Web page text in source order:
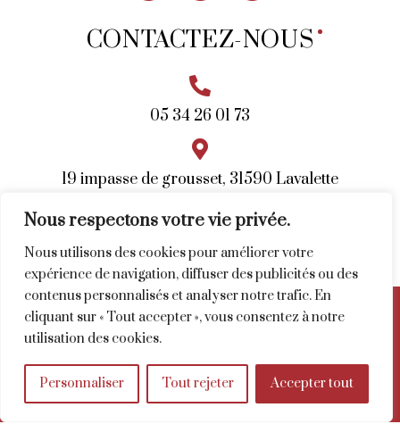
Nous respectons votre vie privée.
Nous utilisons des cookies pour améliorer votre
expérience de navigation, diffuser des publicités ou des
contenus personnalisés et analyser notre trafic. En
cliquant sur « Tout accepter », vous consentez à notre
utilisation des cookies.
Personnaliser Tout rejeter Accepter tout
CONTACTEZ-NOUS

05 34 26 01 73

19 impasse de grousset, 31590 Lavalette

secretariat@maisons-kaelis.com
Création de site internet à Toulouse
Mentions légales
CCMI